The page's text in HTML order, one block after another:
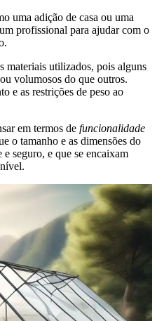
uma adição de casa ou uma
profissional para ajudar com o
materiais utilizados, pois alguns
volumosos do que outros.
e as restrições de peso ao
em termos de funcionalidade
o tamanho e as dimensões do
seguro, e que se encaixam